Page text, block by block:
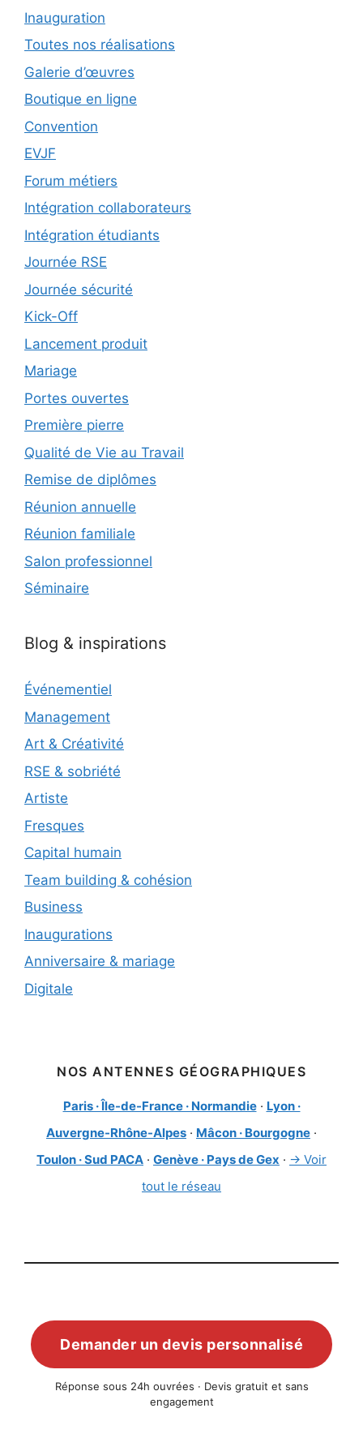
Inauguration
Toutes nos réalisations
Galerie d’œuvres
Boutique en ligne
Convention
EVJF
Forum métiers
Intégration collaborateurs
Intégration étudiants
Journée RSE
Journée sécurité
Kick-Off
Lancement produit
Mariage
Portes ouvertes
Première pierre
Qualité de Vie au Travail
Remise de diplômes
Réunion annuelle
Réunion familiale
Salon professionnel
Séminaire
Blog & inspirations
Événementiel
Management
Art & Créativité
RSE & sobriété
Artiste
Fresques
Capital humain
Team building & cohésion
Business
Inaugurations
Anniversaire & mariage
Digitale
NOS ANTENNES GÉOGRAPHIQUES
Paris · Île-de-France · Normandie· Lyon ·
Auvergne-Rhône-Alpes · Mâcon · Bourgogne ·
Toulon · Sud PACA · Genève · Pays de Gex · → Voir
tout le réseau
Demander un devis personnalisé
Réponse sous 24h ouvrées · Devis gratuit et sans
engagement